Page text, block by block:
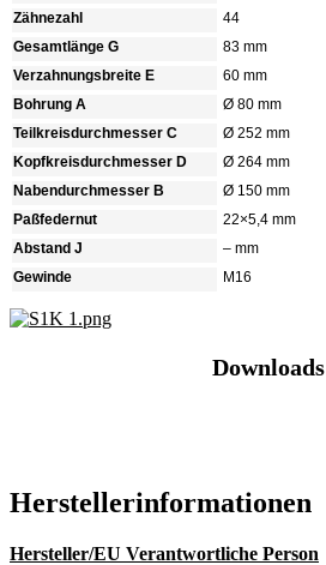
Zähnezahl
44
Gesamtlänge G
83 mm
Verzahnungsbreite E
60 mm
Bohrung A
Ø 80 mm
Teilkreisdurchmesser C
Ø 252 mm
Kopfkreisdurchmesser D
Ø 264 mm
Nabendurchmesser B
Ø 150 mm
Paßfedernut
22×5,4 mm
Abstand J
– mm
Gewinde
M16
Downloads
Hersteller­informationen
Hersteller/EU Verantwortliche Person